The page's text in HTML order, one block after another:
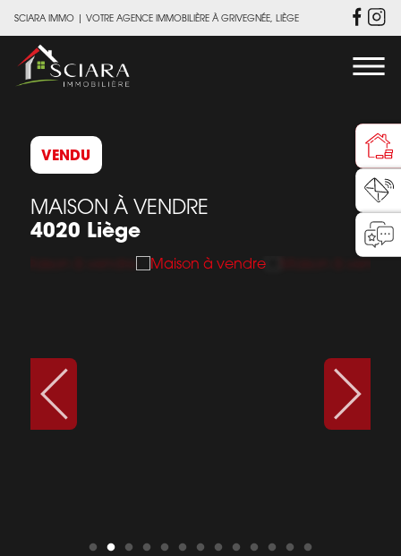
SCIARA IMMO | VOTRE AGENCE IMMOBILIÈRE À GRIVEGNÉE, LIÈGE
VENDU
MAISON À VENDRE
4020 Liège